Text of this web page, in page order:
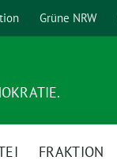
Grüne NRW
FRAKTION